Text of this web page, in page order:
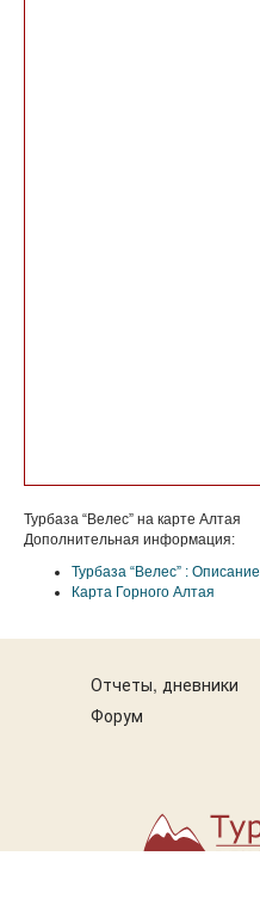
Турбаза “Велес” на карте Алтая
Дополнительная информация:
Турбаза “Велес” : Описание
Карта Горного Алтая
Отчеты, дневники
Форум